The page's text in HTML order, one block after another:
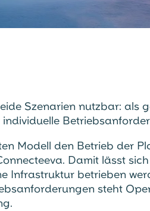
Szenarien nutzbar: als
Modell den Betrieb der
Damit lässt
Infrastruktur betrieben
steht